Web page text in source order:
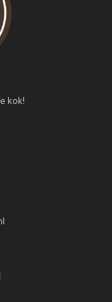
kok!